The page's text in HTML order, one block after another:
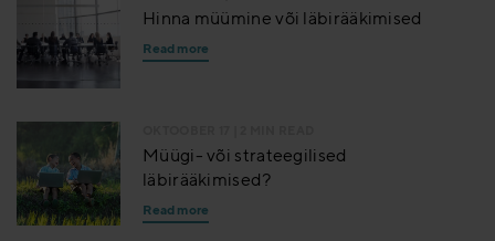
Hinna müümine või läbirääkimised
Read more
Müügi- või strateegilised
läbirääkimised?
Read more